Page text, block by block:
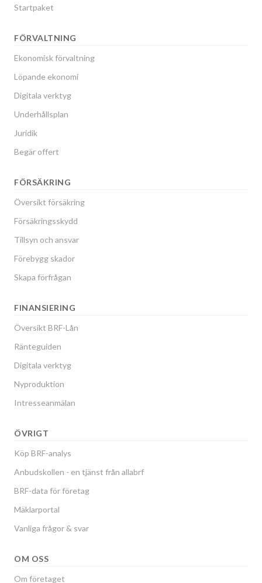
Startpaket
FÖRVALTNING
Ekonomisk förvaltning
Löpande ekonomi
Digitala verktyg
Underhållsplan
Juridik
Begär offert
FÖRSÄKRING
Översikt försäkring
Försäkringsskydd
Tillsyn och ansvar
Förebygg skador
Skapa förfrågan
FINANSIERING
Översikt BRF-Lån
Ränteguiden
Digitala verktyg
Nyproduktion
Intresseanmälan
ÖVRIGT
Köp BRF-analys
Anbudskollen - en tjänst från allabrf
BRF-data för företag
Mäklarportal
Vanliga frågor & svar
OM OSS
Om företaget